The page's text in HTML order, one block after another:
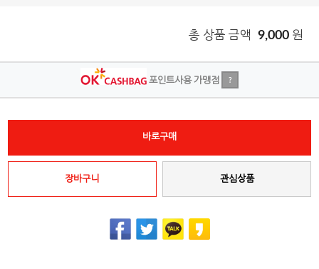
총 상품 금액 9,000 원
포인트사용 가맹점 ?
바로구매
장바구니 관심상품